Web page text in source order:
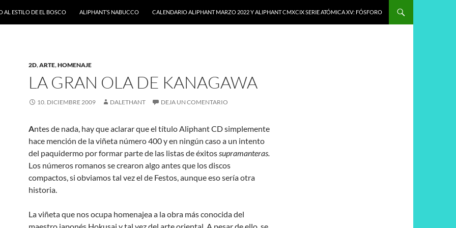
AL ESTILO DE EL BOSCO ALIPHANT’S NABUCCO CALENDARIO ALIPHANT MARZO 2022 Y ALIPHANT CMXCIX SERIE ATÓMICA XV: FÓSFORO
2D,ARTE,HOMENAJE
LA GRAN OLA DE KANAGAWA
10. DICIEMBRE 2009 DALETHANT DEJA UN COMENTARIO
Antes de nada, hay que aclarar que el título Aliphant CD simplemente
hace mención de la viñeta número 400 y en ningún caso a un intento
del paquidermo por formar parte de las listas de éxitossupramanteras.
Los números romanos se crearon algo antes que los discos
compactos, si obviamos tal vez el de Festos, aunque eso sería otra
historia.
La viñeta que nos ocupa homenajea a la obra más conocida del